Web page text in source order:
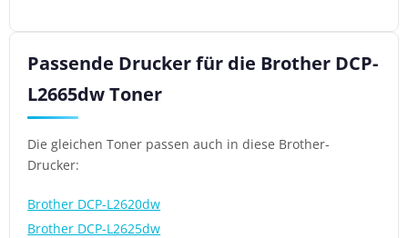
Passende Drucker für die Brother DCP-
L2665dw Toner
Die gleichen Toner passen auch in diese Brother-
Drucker:
Brother DCP-L2620dw
Brother DCP-L2625dw